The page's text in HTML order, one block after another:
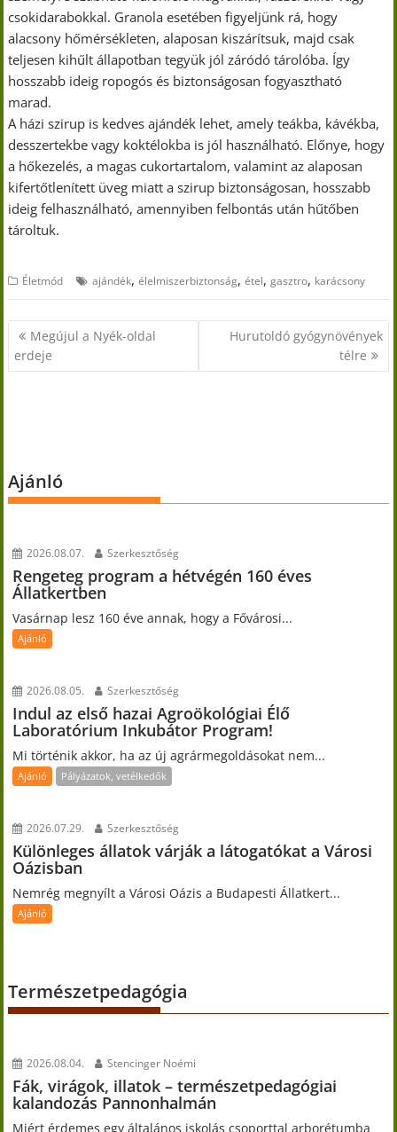
csokidarabokkal. Granola esetében figyeljünk rá, hogy
alacsony hőmérsékleten, alaposan kiszárítsuk, majd csak
teljesen kihűlt állapotban tegyük jól záródó tárolóba. Így
hosszabb ideig ropogós és biztonságosan fogyasztható
marad.
A házi szirup is kedves ajándék lehet, amely teákba, kávékba,
desszertekbe vagy koktélokba is jól használható. Előnye, hogy
a hőkezelés, a magas cukortartalom, valamint az alaposan
kifertőtlenített üveg miatt a szirup biztonságosan, hosszabb
ideig felhasználható, amennyiben felbontás után hűtőben
tároltuk.
Életmód ajándék,élelmiszerbiztonság,étel,gasztro, karácsony
Bejegyzés
navigáció
Megújul a Nyék-oldal
erdeje
Hurutoldó gyógynövények
télre
Ajánló
2026.08.07. Szerkesztőség
Rengeteg program a hétvégén 160 éves
Állatkertben
Vasárnap lesz 160 éve annak, hogy a Fővárosi...
Ajánló
2026.08.05. Szerkesztőség
Indul az első hazai Agroökológiai Élő
Laboratórium Inkubátor Program!
Mi történik akkor, ha az új agrármegoldásokat nem...
Ajánló Pályázatok, vetélkedők
2026.07.29. Szerkesztőség
Különleges állatok várják a látogatókat a Városi
Oázisban
Nemrég megnyílt a Városi Oázis a Budapesti Állatkert...
Ajánló
Természetpedagógia
2026.08.04. Stencinger Noémi
Fák, virágok, illatok – természetpedagógiai
kalandozás Pannonhalmán
Miért érdemes egy általános iskolás csoporttal arborétumba